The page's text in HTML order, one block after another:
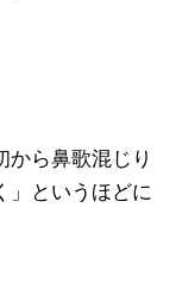
から鼻歌混じり
」というほどに